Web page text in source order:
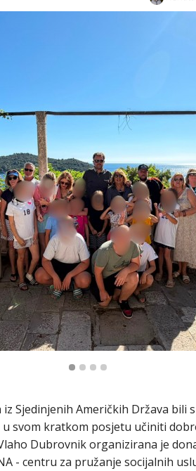
Sjedinjenih Američkih Država bili
svom kratkom posjetu učiniti
Dubrovnik organizirana je
- centru za pružanje socijalnih